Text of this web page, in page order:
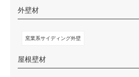
外壁材
窯業系サイディング外壁
屋根壁材